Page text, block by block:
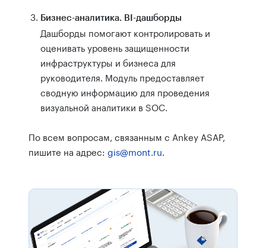
Бизнес-аналитика. BI-дашборды
Дашборды помогают контролировать и
оценивать уровень защищенности
инфраструктуры и бизнеса для
руководителя. Модуль предоставляет
сводную информацию для проведения
визуальной аналитики в SOC.
По всем вопросам, связанным с Ankey ASAP,
пишите на адрес: gis@mont.ru.